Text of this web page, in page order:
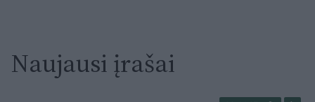
Naujausi įrašai